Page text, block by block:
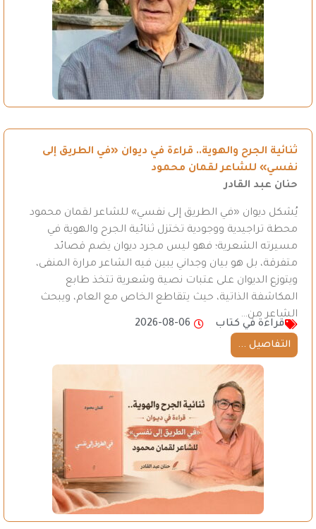
ثنائية الجرح والهوية.. قراءة في ديوان «في الطريق إلى
نفسي» للشاعر لقمان محمود
حنان عبد القادر
يُشكل ديوان «في الطريق إلى نفسي» للشاعر لقمان محمود
محطة تراجيدية ووجودية تختزل ثنائية الجرح والهوية في
مسيرته الشعرية؛ فهو ليس مجرد ديوان يضم قصائد
متفرقة، بل هو بيان وجداني يبين فيه الشاعر مرارة المنفى،
ويتوزع الديوان على عتبات نصية وشعرية تتخذ طابع
المكاشفة الذاتية، حيث يتقاطع الخاص مع العام، ويبحث
الشاعر من…
قراءة في كتاب
2026-08-06
التفاصيل ...